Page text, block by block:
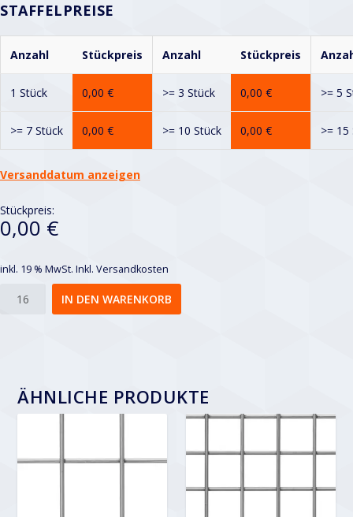
STAFFELPREISE
Anzahl Stückpreis Anzahl Stückpreis
1 Stück 0,00 € >= 3 Stück 0,00 € >= 5
>= 7 Stück 0,00 € >= 10 Stück 0,00 € >= 15
Versanddatum anzeigen
Stückpreis:
0,00 €
inkl. 19 % MwSt. Inkl. Versandkosten
IN DEN WARENKORB
ÄHNLICHE PRODUKTE